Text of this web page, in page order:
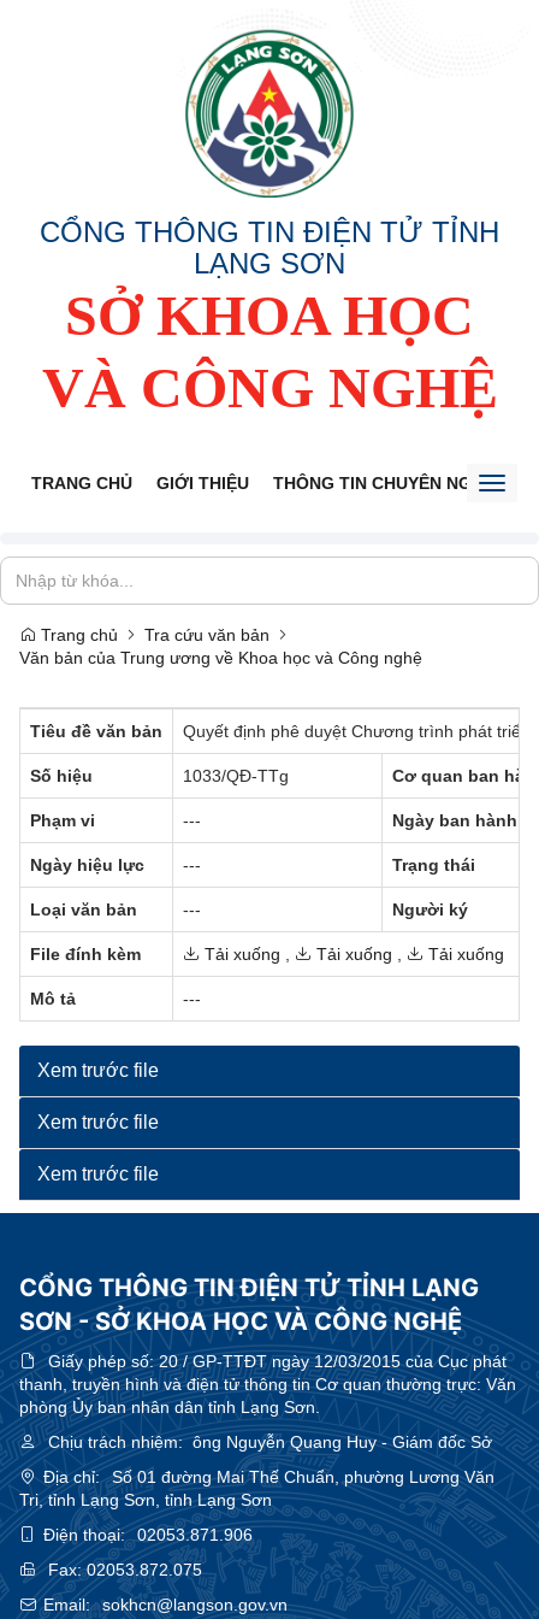
CỔNG THÔNG TIN ĐIỆN TỬ TỈNH
LẠNG SƠN
SỞ KHOA HỌC
VÀ CÔNG NGHỆ
TRANG CHỦ GIỚI THIỆU THÔNG TIN CHUYÊN NGÀNH
Trang chủ
Tra cứu văn bản
Văn bản của Trung ương về Khoa học và Công nghệ
Tiêu đề văn bản Quyết định phê duyệt Chương trình phát
Số hiệu 1033/QĐ-TTg Cơ quan ban
Phạm vi --- Ngày ban hành
Ngày hiệu lực --- Trạng thái
Loại văn bản --- Người ký
File đính kèm Tải xuống Tải xuống Tải xuống
Mô tả ---
Xem trước file
Xem trước file
Xem trước file
CỔNG THÔNG TIN ĐIỆN TỬ TỈNH LẠNG
SƠN - SỞ KHOA HỌC VÀ CÔNG NGHỆ
Giấy phép số:20 / GP-TTĐT ngày 12/03/2015 của Cục phát
thanh, truyền hình và điện tử thông tin Cơ quan thường trực: Văn
phòng Ủy ban nhân dân tỉnh Lạng Sơn.
Chịu trách nhiệm:ông Nguyễn Quang Huy - Giám đốc Sở
Địa chỉ:
Số 01 đường Mai Thế Chuẩn, phường Lương Văn
Tri, tỉnh Lạng Sơn, tỉnh Lạng Sơn
Điện thoại:
02053.871.906
Fax:02053.872.075
Email:
sokhcn@langson.gov.vn